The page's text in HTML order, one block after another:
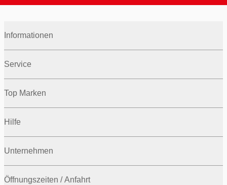
Informationen
Service
Top Marken
Hilfe
Unternehmen
Öffnungszeiten / Anfahrt